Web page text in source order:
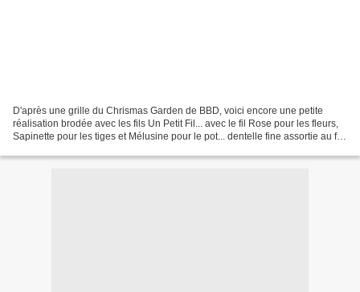
D'après une grille du Chrismas Garden de BBD, voici encore une petite
réalisation brodée avec les fils Un Petit Fil... avec le fil Rose pour les fleurs,
Sapinette pour les tiges et Mélusine pour le pot... dentelle fine assortie au fil